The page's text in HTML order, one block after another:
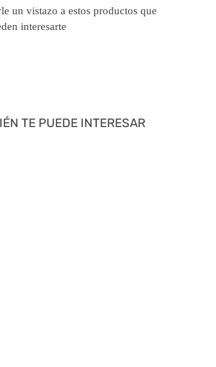
un vistazo a estos productos
pueden interesarte
TE PUEDE INTERESAR